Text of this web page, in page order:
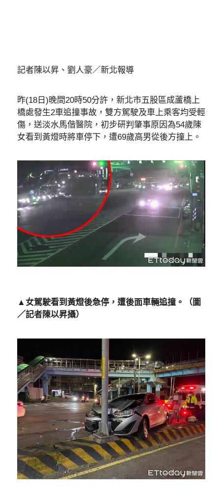
記者陳以昇、劉人豪／新北報導
昨(18日)晚間20時50分許，新北市五股區成蘆橋上
橋處發生2車追撞事故，雙方駕駛及車上乘客均受輕
傷，送淡水馬偕醫院，初步研判肇事原因為54歲陳
女看到黃燈時將車停下，遭69歲高男從後方撞上。
▲女駕駛看到黃燈後急停，遭後面車輛追撞。（圖
／記者陳以昇攝）